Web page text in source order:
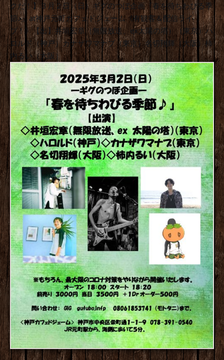
クだ！】３月２日（日）ギグのつぼ企画『春を待ちわびる季
節♪』at神戸元町カフェドジェーム《有観客＆配信ライ
ブ！》【出】井垣宏章（無限放送、ex太陽の塔）（東京）ハ
ロルド（神戸）カナザワマナブ（東京）名切翔輝（大阪）柿
内るい（大阪）